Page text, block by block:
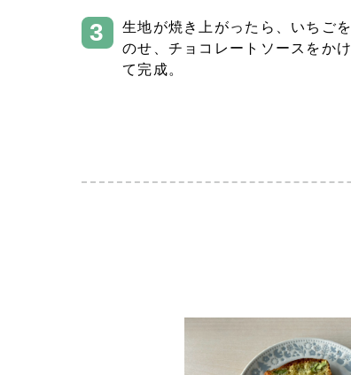
生地が焼き上がったら、いちごを
のせ、チョコレートソースをかけ
て完成。